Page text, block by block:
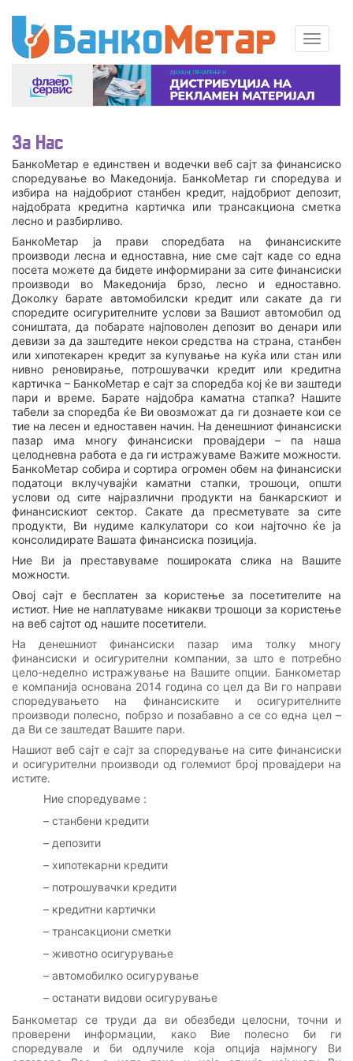
За Нас
БанкоМетар е единствен и водечки веб сајт за финансиско
споредување во Македонија. БанкоМетар ги споредува и
избира на најдобриот станбен кредит, најдобриот депозит,
најдобрата кредитна картичка или трансакциона сметка
лесно и разбирливо.
БанкоМетар ја прави споредбата на финансиските
производи лесна и едноставна, ние сме сајт каде со една
посета можете да бидете информирани за сите финансиски
производи во Македонија брзо, лесно и едноставно.
Доколку барате автомобилски кредит или сакатe да ги
споредите осигурителните услови за Вашиот автомобил од
соништата, да побарате најповолен депозит во денари или
девизи за да заштедите некои средства на страна, станбен
или хипотекарен кредит за купување на куќа или стан или
нивно реновирање, потрошувачки кредит или кредитна
картичка – БанкоМетар е сајт за споредба кој ќе ви заштеди
пари и време. Барате најдобра каматна стапка? Нашите
табели за споредба ќе Ви овозможат да ги дознаете кои се
тие на лесен и едноставен начин. На денешниот финансиски
пазар има многу финансиски провајдери – па наша
целодневна работа е да ги истражуваме Важите можности.
БанкоМетар собира и сортира огромен обем на финансиски
податоци вклучувајќи каматни стапки, трошоци, општи
услови од сите најразлични продукти на банкарскиот и
финансискиот сектор. Сакате да пресметувате за сите
продукти, Ви нудиме калкулатори со кои најточно ќе ја
консолидирате Вашата финансиска позиција.
Ние Ви ја преставуваме пошироката слика на Вашите
можности.
Овој сајт е бесплатен за користење за посетителите на
истиот. Ние не наплатуваме никакви трошоци за користење
на веб сајтот од нашите посетители.
На денешниот финансиски пазар има толку многу
финансиски и осигурителни компании, за што е потребно
цело-неделно истражување на Вашите опции. Банкометар
е компанија основана 2014 година со цел да Ви го направи
споредувањето на финансиските и осигурителните
производи полесно, побрзо и позабавно а се со една цел –
да Ви се заштедат Вашите пари.
Нашиот веб сајт е сајт за споредување на сите финансиски
и осигурителни производи од големиот број провајдери на
истите.
Ние споредуваме :
– станбени кредити
– депозити
– хипотекарни кредити
– потрошувачки кредити
– кредитни картички
– трансакциони сметки
– животно осигурување
– автомобилко осигурување
– останати видови осигурување
Банкометар се труди да ви обезбеди целосни, точни и
проверени информации, како Вие полесно би ги
споредувале и би одлучиле која опција најмногу Ви